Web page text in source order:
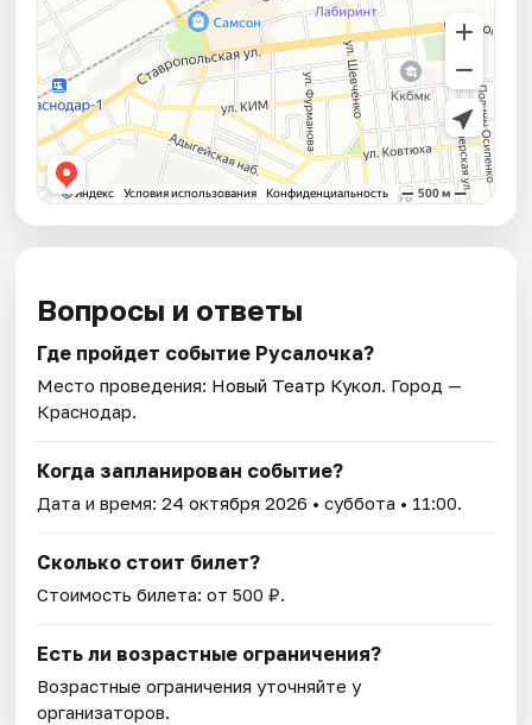
Вопросы и ответы
Где пройдет событие Русалочка?
Место проведения: Новый Театр Кукол. Город —
Краснодар.
Когда запланирован событие?
Дата и время:24 октября 2026 • суббота • 11:00.
Сколько стоит билет?
Стоимость билета: от 500 ₽.
Есть ли возрастные ограничения?
Возрастные ограничения уточняйте у
организаторов.